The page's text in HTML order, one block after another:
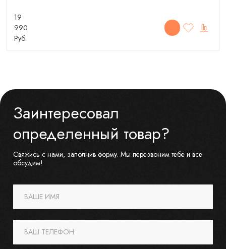
19
990
Руб.
Заинтересовал
определенный товар?
Свяжись с нами, заполнив форму. Мы перезвоним тебе и все
обсудим!
ВАШЕ ИМЯ
ВАШ ТЕЛЕФОН